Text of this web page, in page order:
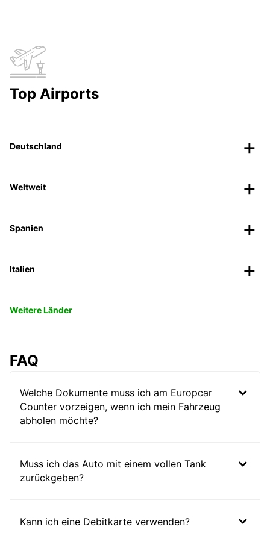
Top Airports
Deutschland
Weltweit
Spanien
Italien
Weitere Länder
FAQ
Welche Dokumente muss ich am Europcar
Counter vorzeigen, wenn ich mein Fahrzeug
abholen möchte?
Muss ich das Auto mit einem vollen Tank
zurückgeben?
Kann ich eine Debitkarte verwenden?